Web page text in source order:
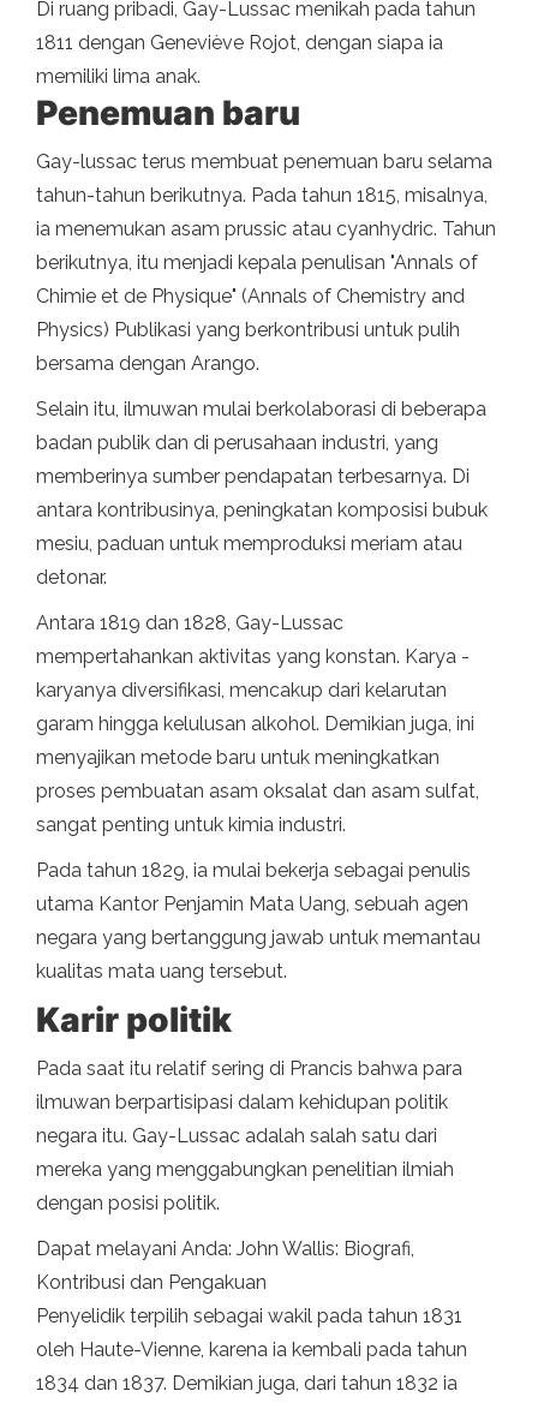
Di ruang pribadi, Gay-Lussac menikah pada tahun
1811 dengan Geneviève Rojot, dengan siapa ia
memiliki lima anak.
Penemuan baru
Gay-lussac terus membuat penemuan baru selama
tahun-tahun berikutnya. Pada tahun 1815, misalnya,
ia menemukan asam prussic atau cyanhydric. Tahun
berikutnya, itu menjadi kepala penulisan "Annals of
Chimie et de Physique" (Annals of Chemistry and
Physics) Publikasi yang berkontribusi untuk pulih
bersama dengan Arango.
Selain itu, ilmuwan mulai berkolaborasi di beberapa
badan publik dan di perusahaan industri, yang
memberinya sumber pendapatan terbesarnya. Di
antara kontribusinya, peningkatan komposisi bubuk
mesiu, paduan untuk memproduksi meriam atau
detonar.
Antara 1819 dan 1828, Gay-Lussac
mempertahankan aktivitas yang konstan. Karya -
karyanya diversifikasi, mencakup dari kelarutan
garam hingga kelulusan alkohol. Demikian juga, ini
menyajikan metode baru untuk meningkatkan
proses pembuatan asam oksalat dan asam sulfat,
sangat penting untuk kimia industri.
Pada tahun 1829, ia mulai bekerja sebagai penulis
utama Kantor Penjamin Mata Uang, sebuah agen
negara yang bertanggung jawab untuk memantau
kualitas mata uang tersebut.
Karir politik
Pada saat itu relatif sering di Prancis bahwa para
ilmuwan berpartisipasi dalam kehidupan politik
negara itu. Gay-Lussac adalah salah satu dari
mereka yang menggabungkan penelitian ilmiah
dengan posisi politik.
Dapat melayani Anda: John Wallis: Biografi,
Kontribusi dan Pengakuan
Penyelidik terpilih sebagai wakil pada tahun 1831
oleh Haute-Vienne, karena ia kembali pada tahun
1834 dan 1837. Demikian juga, dari tahun 1832 ia